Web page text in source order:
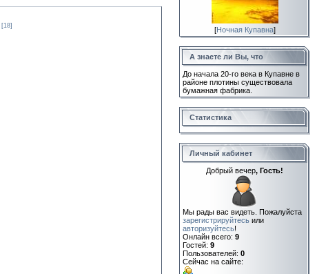
[18] [Ночная Купавна]
А знаете ли Вы, что
До начала 20-го века в Купавне в
районе плотины существовала
бумажная фабрика.
Статистика
Личный кабинет
Добрый вечер, Гость!
Мы рады вас видеть. Пожалуйста
зарегистрируйтесь или
авторизуйтесь!
Онлайн всего: 9
Гостей: 9
Пользователей: 0
Сейчас на сайте: